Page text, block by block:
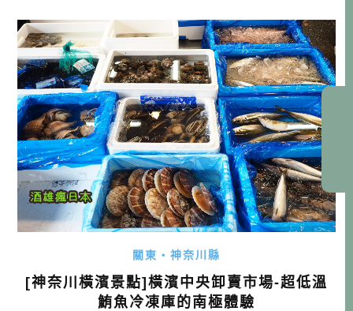
「もみ […]…
關東・神奈川縣
[神奈川橫濱景點]橫濱中央卸賣市場-超低溫
鮪魚冷凍庫的南極體驗